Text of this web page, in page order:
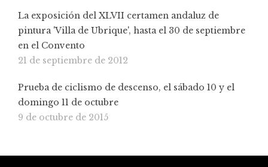
La exposición del XLVII certamen andaluz de
pintura 'Villa de Ubrique', hasta el 30 de septiembre
en el Convento
21 de septiembre de 2012
Prueba de ciclismo de descenso, el sábado 10 y el
domingo 11 de octubre
9 de octubre de 2015